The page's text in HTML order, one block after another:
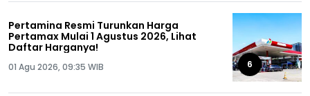
Pertamina Resmi Turunkan Harga
Pertamax Mulai 1 Agustus 2026, Lihat
Daftar Harganya!
01 Agu 2026, 09:35 WIB 6